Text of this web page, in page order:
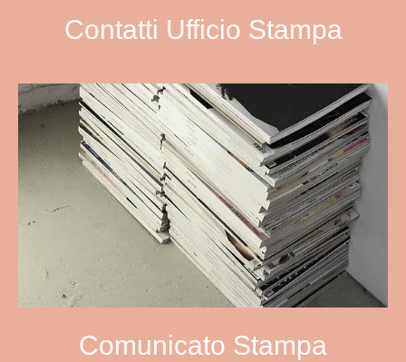
Contatti Ufficio Stampa
Comunicato Stampa